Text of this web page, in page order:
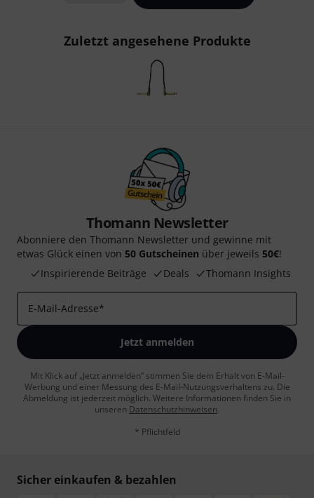
Zuletzt angesehene Produkte
Thomann Newsletter
Abonniere den Thomann Newsletter und gewinne mit
etwas Glück einen von 50 Gutscheinen über jeweils 50€!
Inspirierende Beiträge
Deals Thomann Insights
E-Mail-Adresse*
Jetzt anmelden
Mit Klick auf „Jetzt anmelden“ stimmen Sie dem Erhalt von E-Mail-
Werbung und einer Messung des E-Mail-Nutzungsverhaltens zu. Die
Abmeldung ist jederzeit möglich. Weitere Informationen finden Sie in
unseren Datenschutzhinweisen.
* Pflichtfeld
Sicher einkaufen & bezahlen